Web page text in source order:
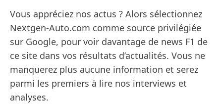
Vous appréciez nos actus ? Alors sélectionnez
Nextgen-Auto.com comme source privilégiée
sur Google, pour voir davantage de news F1 de
ce site dans vos résultats d’actualités. Vous ne
manquerez plus aucune information et serez
parmi les premiers à lire nos interviews et
analyses.